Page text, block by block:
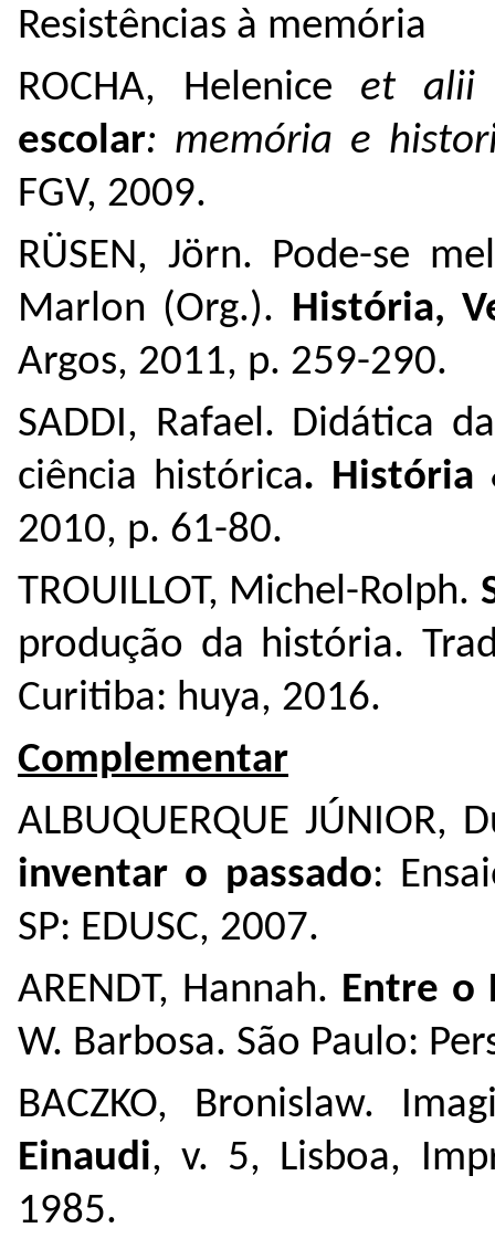
Resistências à memória
ROCHA, Helenice et
escolar: memória e
FGV, 2009.
RÜSEN, Jörn. Pode-se
Marlon (Org.). História,
Argos, 2011, p. 259-290.
SADDI, Rafael. Didática
ciência histórica. História
2010, p. 61-80.
TROUILLOT, Michel-Rolph.
produção da história.
Curitiba: huya, 2016.
Complementar
ALBUQUERQUE JÚNIOR,
inventar o passado:
SP: EDUSC, 2007.
ARENDT, Hannah. Entre o
W. Barbosa. São Paulo:
BACZKO, Bronislaw.
Einaudi, v. 5, Lisboa,
1985.